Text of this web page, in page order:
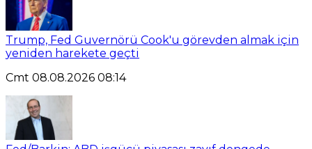
Trump, Fed Guvernörü Cook'u görevden almak için
yeniden harekete geçti
Cmt 08.08.2026 08:14